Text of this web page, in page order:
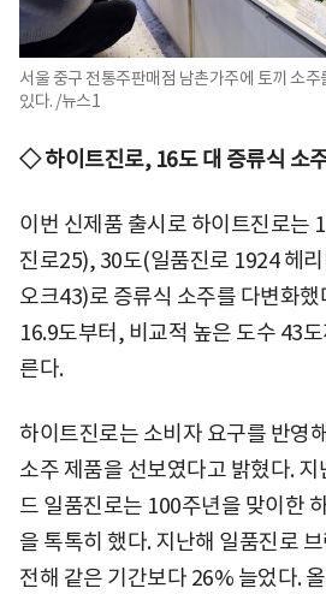
서울 중구 전통주판매점 남촌가주에 토끼 소
있다. /뉴스1
◇ 하이트진로, 16도 대 증류식 소
이번 신제품 출시로 하이트진로는
진로25), 30도(일품진로 1924 헤
오크43)로 증류식 소주를 다변화
16.9도부터, 비교적 높은 도수 43
른다.
하이트진로는 소비자 요구를 반영
소주 제품을 선보였다고 밝혔다.
드 일품진로는 100주년을 맞이한
을 톡톡히 했다. 지난해 일품진로
전해 같은 기간보다 26% 늘었다.